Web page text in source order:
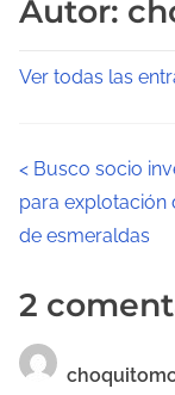
Autor:
Ver todas las
N
a
e
g
< Busco socio
para explotación
de esmeraldas
2